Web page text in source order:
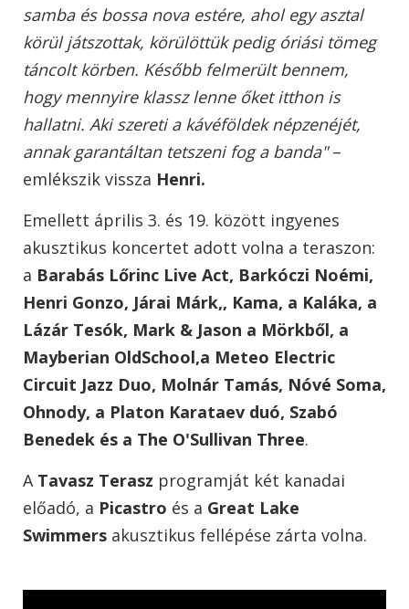
samba és bossa nova estére, ahol egy asztal
körül játszottak, körülöttük pedig óriási tömeg
táncolt körben. Később felmerült bennem,
hogy mennyire klassz lenne őket itthon is
hallatni. Aki szereti a kávéföldek népzenéjét,
annak garantáltan tetszeni fog a banda"–
emlékszik vissza Henri.
Emellett április 3. és 19. között ingyenes
akusztikus koncertet adott volna a teraszon:
a Barabás Lőrinc Live Act, Barkóczi Noémi,
Henri Gonzo, Járai Márk,, Kama, a Kaláka, a
Lázár Tesók, Mark & Jason a Mörkből, a
Mayberian OldSchool,a Meteo Electric
Circuit Jazz Duo, Molnár Tamás, Nóvé Soma,
Ohnody, a Platon Karataev duó, Szabó
Benedek és a The O'Sullivan Three.
A Tavasz Terasz programját két kanadai
előadó, a Picastro és a Great Lake
Swimmers akusztikus fellépése zárta volna.